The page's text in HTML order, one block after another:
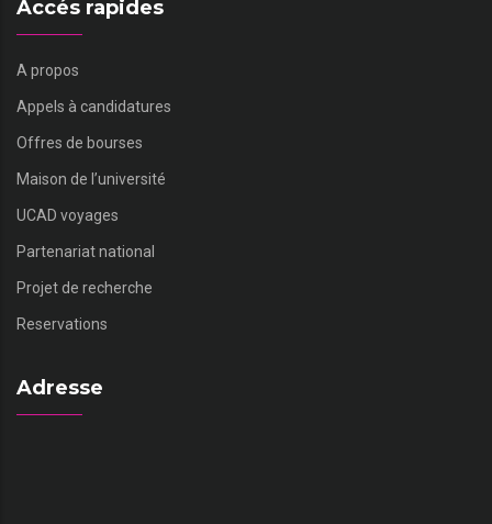
Accés rapides
A propos
Appels à candidatures
Offres de bourses
Maison de l’université
UCAD voyages
Partenariat national
Projet de recherche
Reservations
Adresse